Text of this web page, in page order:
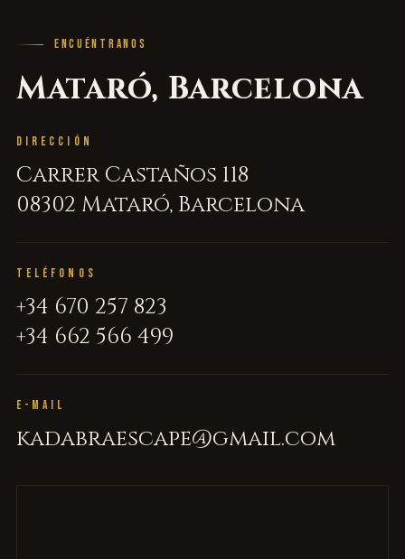
ENCUÉNTRANOS
Mataró, Barcelona
DIRECCIÓN
Carrer Castaños 118
08302 Mataró, Barcelona
TELÉFONOS
+34 670 257 823
+34 662 566 499
E-MAIL
kadabraescape@gmail.com